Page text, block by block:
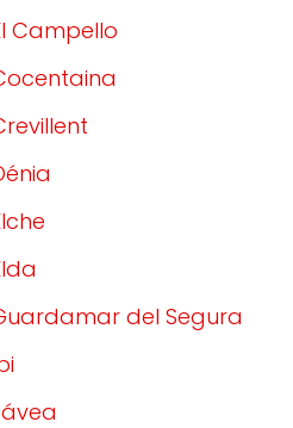
Campello
del Segura